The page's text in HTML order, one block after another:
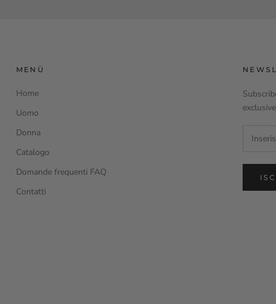
MENÙ
Home
Uomo
Donna
Catalogo
Domande frequenti FAQ
Contatti